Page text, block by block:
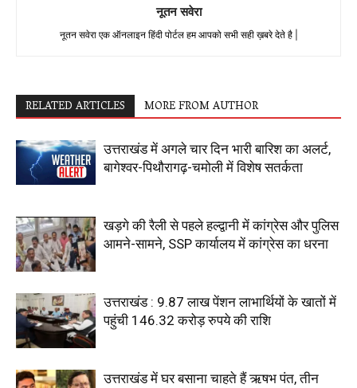
नूतन सवेरा
नूतन सवेरा एक ऑनलाइन हिंदी पोर्टल हम आपको सभी सही ख़बरे देते है |
RELATED ARTICLES MORE FROM AUTHOR
उत्तराखंड में अगले चार दिन भारी बारिश का अलर्ट,
बागेश्वर-पिथौरागढ़-चमोली में विशेष सतर्कता
खड़गे की रैली से पहले हल्द्वानी में कांग्रेस और पुलिस
आमने-सामने, SSP कार्यालय में कांग्रेस का धरना
उत्तराखंड : 9.87 लाख पेंशन लाभार्थियों के खातों में
पहुंची 146.32 करोड़ रुपये की राशि
उत्तराखंड में घर बसाना चाहते हैं ऋषभ पंत, तीन